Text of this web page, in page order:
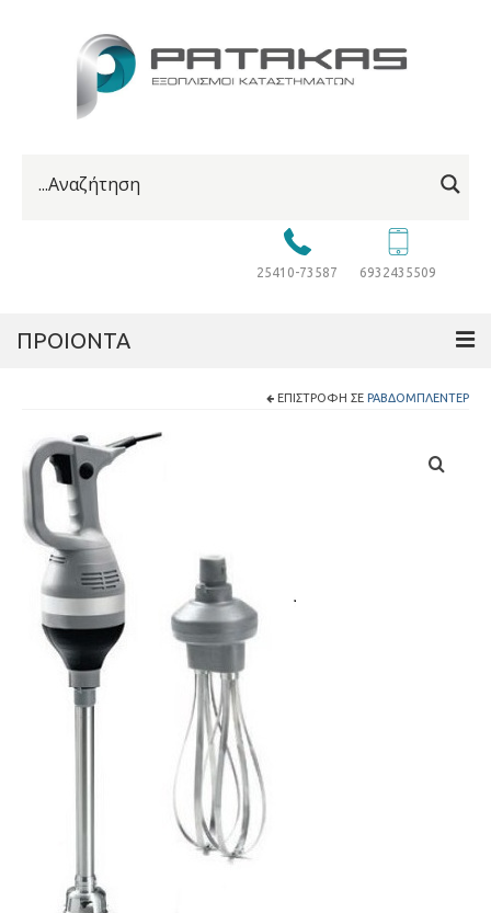
25410-73587 6932435509
ΠΡΟΙΟΝΤΑ
ΕΠΙΣΤΡΟΦΉ ΣΕ ΡΑΒΔΟΜΠΛΈΝΤΕΡ